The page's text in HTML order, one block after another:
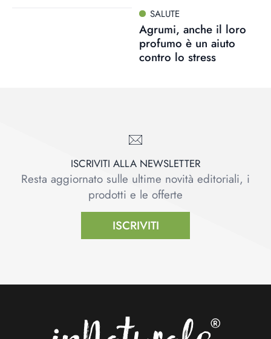
SALUTE
Agrumi, anche il loro
profumo è un aiuto
contro lo stress
ISCRIVITI ALLA NEWSLETTER
Resta aggiornato sulle ultime novità editoriali, i
prodotti e le offerte
ISCRIVITI